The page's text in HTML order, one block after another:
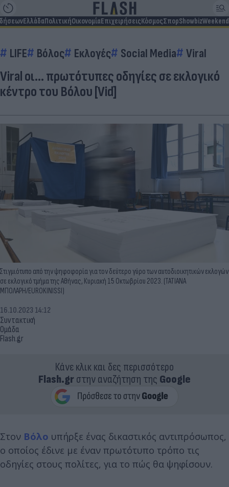
ΕλλάδαΠολιτικήΟικονομίαΕπιχειρήσειςΚόσμοςΣπορShowbizWeekend
LIFE Βόλος Εκλογές Social Media Viral
Viral οι… πρωτότυπες οδηγίες σε εκλογικό
κέντρο του Βόλου [Vid]
Στιγμιότυπο από την ψηφοφορία για τον δεύτερο γύρο των αυτοδιοικητικών εκλογών
σε εκλογικό τμήμα της Αθήνας, Κυριακή 15 Οκτωβρίου 2023. (ΤΑΤΙΑΝΑ
ΜΠΟΛΑΡΗ/EUROKINISSI)
Συντακτική
Ομάδα
Flash.gr
16.10.2023 14:12
Κάνε κλικ και δες περισσότερο
Flash.grστην αναζήτηση της Google
Στον Βόλο υπήρξε ένας δικαστικός αντιπρόσωπος,
ο οποίος έδινε με έναν πρωτότυπο τρόπο τις
οδηγίες στους πολίτες, για το πώς θα ψηφίσουν.